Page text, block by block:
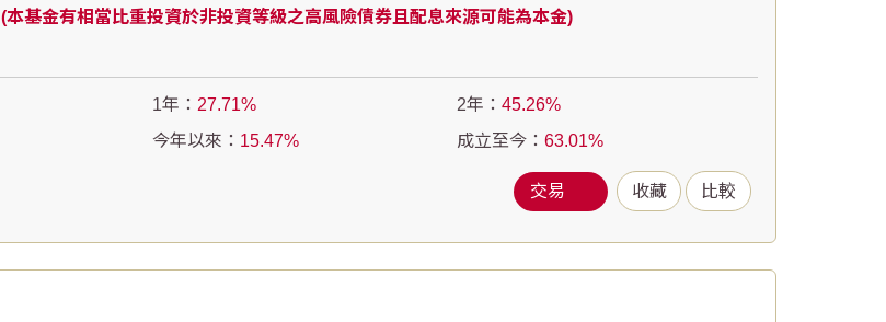
收藏 比較
(本基金有相當比重投資於非投資等級之高風險債券且配息來源可能為本金)
1年： 27.71 2年： 45.26
今年以來： 15.47 成立至今： 63.01
交易